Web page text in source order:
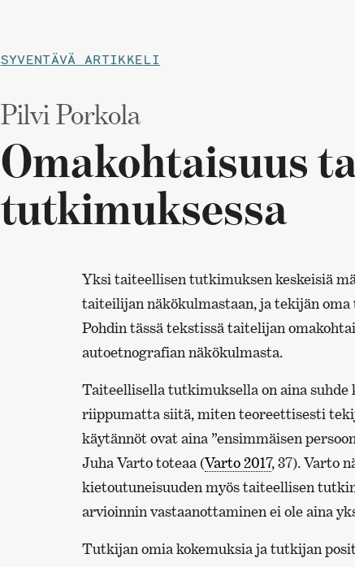
SYVENTÄVÄ ARTIKKELI
Pilvi Porkola
Omakohtaisuus
tutkimuksessa
Yksi taiteellisen tutkimuksen keskeisiä
taiteilijan näkökulmastaan, ja tekijän
Pohdin tässä tekstissä taitelijan
autoetnografian näkökulmasta.
Taiteellisella tutkimuksella on aina
riippumatta siitä, miten teoreettisesti
käytännöt ovat aina ”ensimmäisen
Juha Varto toteaa (Varto 2017, 37). Varto
kietoutuneisuuden myös taiteellisen
arvioinnin vastaanottaminen ei ole aina
Tutkijan omia kokemuksia ja tutkijan